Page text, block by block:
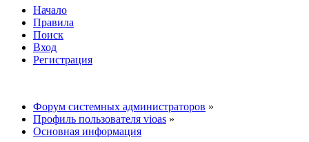
Начало
Правила
Поиск
Вход
Регистрация
Форум системных администраторов »
Профиль пользователя vioas »
Основная информация